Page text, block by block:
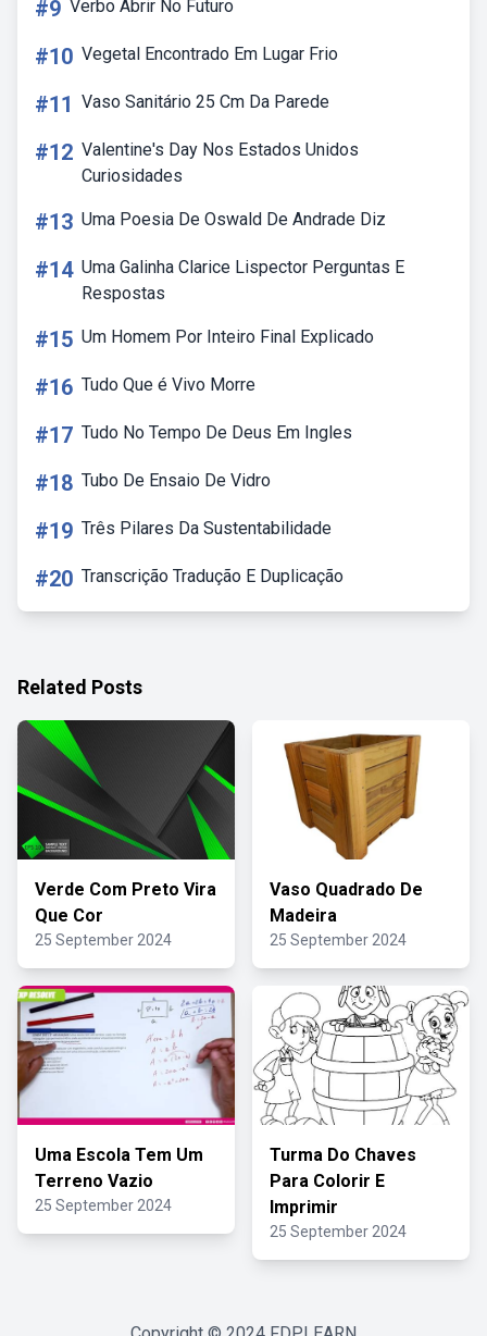
#9 Verbo Abrir No Futuro
#10 Vegetal Encontrado Em Lugar Frio
#11 Vaso Sanitário 25 Cm Da Parede
#12 Valentine's Day Nos Estados Unidos
Curiosidades
#13 Uma Poesia De Oswald De Andrade Diz
#14 Uma Galinha Clarice Lispector Perguntas E
Respostas
#15 Um Homem Por Inteiro Final Explicado
#16 Tudo Que é Vivo Morre
#17 Tudo No Tempo De Deus Em Ingles
#18 Tubo De Ensaio De Vidro
#19 Três Pilares Da Sustentabilidade
#20 Transcrição Tradução E Duplicação
Related Posts
Verde Com Preto Vira
Que Cor
25 September 2024
Vaso Quadrado De
Madeira
25 September 2024
Uma Escola Tem Um
Terreno Vazio
25 September 2024
Turma Do Chaves
Para Colorir E
Imprimir
25 September 2024